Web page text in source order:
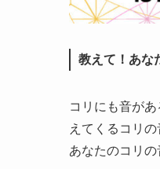
教えて！あな
コリにも音が
えてくるコリ
あなたのコリ